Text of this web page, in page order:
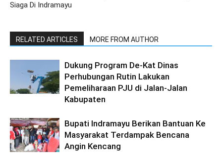
Siaga Di Indramayu
RELATED ARTICLES MORE FROM AUTHOR
Dukung Program De-Kat Dinas
Perhubungan Rutin Lakukan
Pemeliharaan PJU di Jalan-Jalan
Kabupaten
Bupati Indramayu Berikan Bantuan Ke
Masyarakat Terdampak Bencana
Angin Kencang